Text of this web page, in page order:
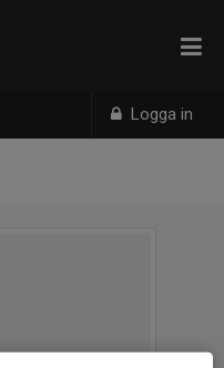
Logga in